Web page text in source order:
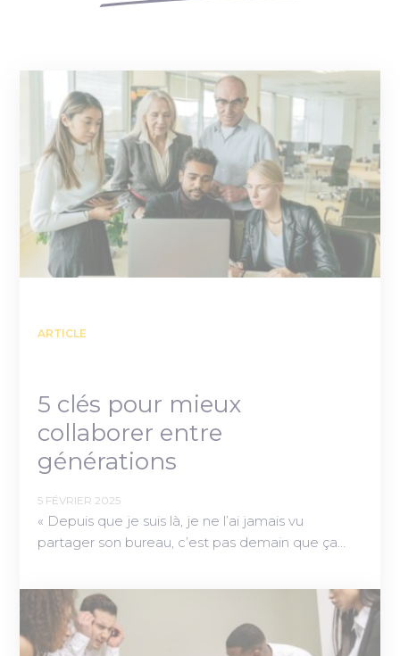
ARTICLE
5 clés pour mieux
collaborer entre
générations
5 FÉVRIER 2025
« Depuis que je suis là, je ne l’ai jamais vu
partager son bureau, c’est pas demain que ça…